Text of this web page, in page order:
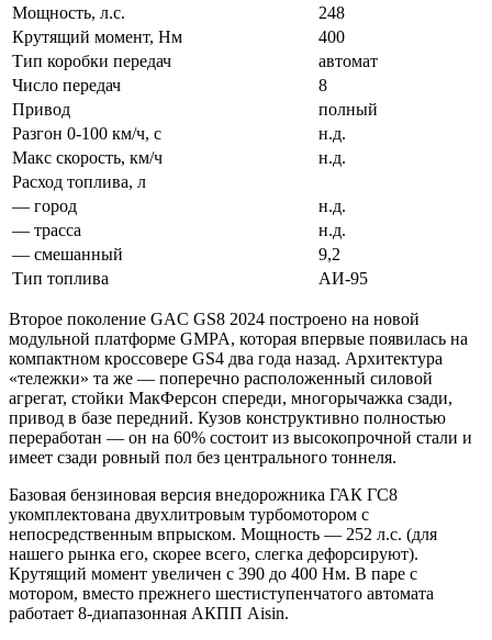
Мощность, л.с.
248
Крутящий момент, Нм
400
Тип коробки передач
автомат
Число передач
8
Привод
полный
Разгон 0-100 км/ч, с
н.д.
Макс скорость, км/ч
н.д.
Расход топлива, л
— город
н.д.
— трасса
н.д.
— смешанный
9,2
Тип топлива
АИ-95
Второе поколение GAC GS8 2024 построено на новой
модульной платформе GMPA, которая впервые появилась на
компактном кроссовере GS4 два года назад. Архитектура
«тележки» та же — поперечно расположенный силовой
агрегат, стойки МакФерсон спереди, многорычажка сзади,
привод в базе передний. Кузов конструктивно полностью
переработан — он на 60% состоит из высокопрочной стали и
имеет сзади ровный пол без центрального тоннеля.
Базовая бензиновая версия внедорожника ГАК ГС8
укомплектована двухлитровым турбомотором с
непосредственным впрыском. Мощность — 252 л.с. (для
нашего рынка его, скорее всего, слегка дефорсируют).
Крутящий момент увеличен с 390 до 400 Нм. В паре с
мотором, вместо прежнего шестиступенчатого автомата
работает 8-диапазонная АКПП Aisin.